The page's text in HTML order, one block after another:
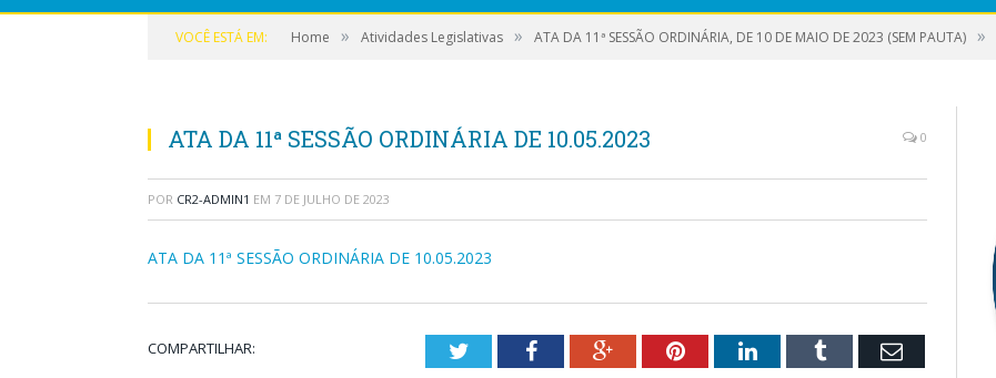
VOCÊ ESTÁ EM: Home » Atividades Legislativas » ATA DA 11ª SESSÃO ORDINÁRIA, DE 10 DE MAIO DE 2023 (SEM PAUTA) »
ATA DA 11ª SESSÃO ORDINÁRIA DE 10.05.2023 0
POR CR2-ADMIN1 EM 7 DE JULHO DE 2023
ATA DA 11ª SESSÃO ORDINÁRIA DE 10.05.2023
COMPARTILHAR: TwitterFacebookGoogle+PinterestLinkedInTumblr Email